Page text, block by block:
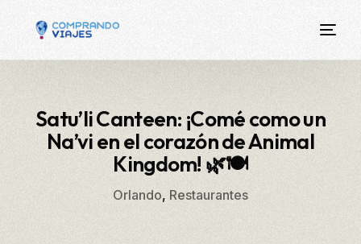
Satu’li Canteen: ¡Comé como un
Na’vi en el corazón de Animal
Kingdom! 🌿🍽
Orlando, Restaurantes